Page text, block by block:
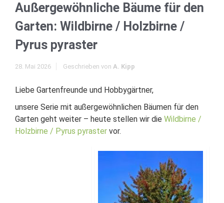
Außergewöhnliche Bäume für den
Garten: Wildbirne / Holzbirne /
Pyrus pyraster
28. Mai 2026 Geschrieben von A. Kipp
Liebe Gartenfreunde und Hobbygärtner,
unsere Serie mit außergewöhnlichen Bäumen für den
Garten geht weiter – heute stellen wir die Wildbirne /
Holzbirne / Pyrus pyraster vor.